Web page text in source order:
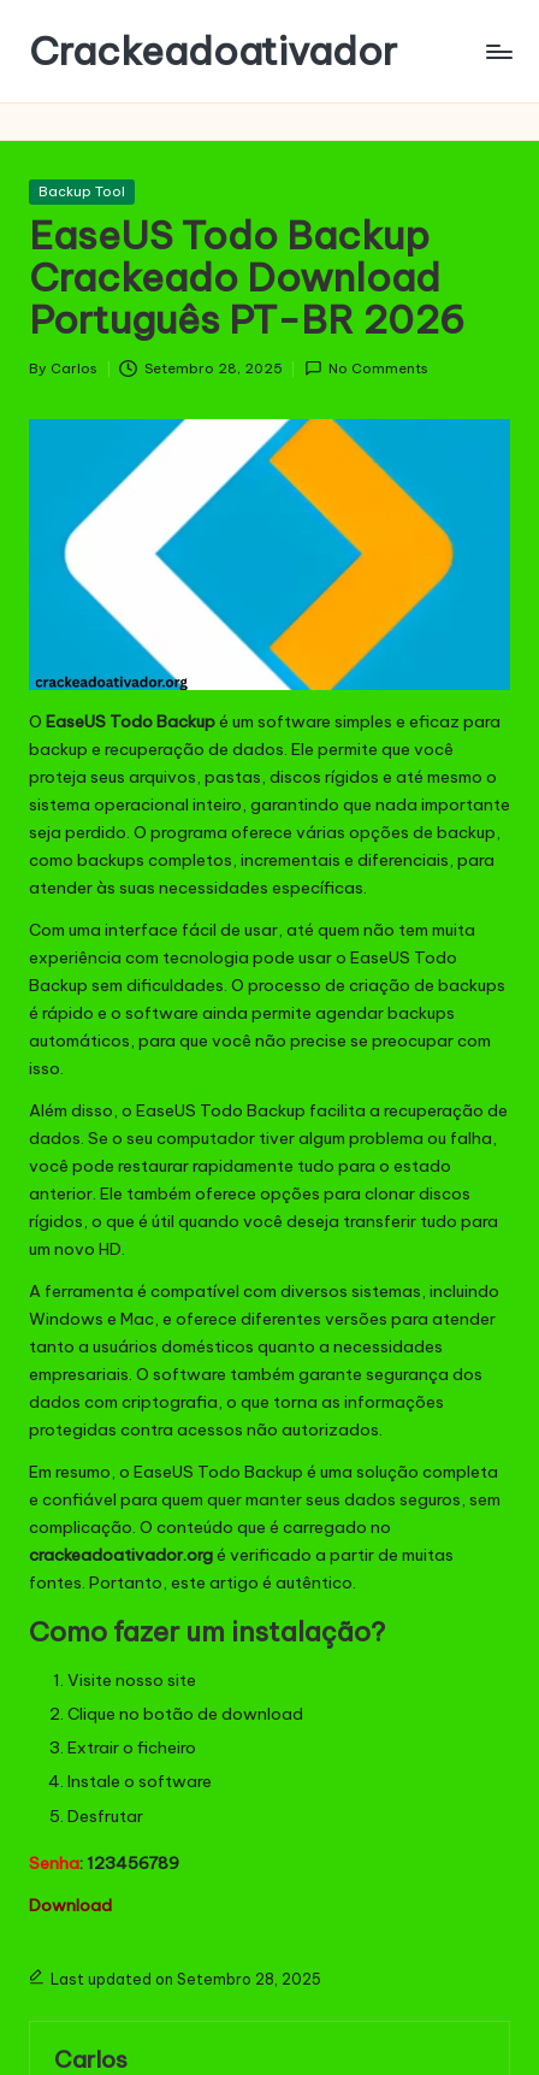
Skip
content
Crackeadoativador
Posted
Backup Tool
EaseUS Todo Backup
Crackeado Download
Português PT-BR 2026
Posted
By Carlos Setembro 28, 2025 No Comments
O EaseUS Todo Backupé um software simples e eficaz para
backup e recuperação de dados. Ele permite que você
proteja seus arquivos, pastas, discos rígidos e até mesmo o
sistema operacional inteiro, garantindo que nada importante
seja perdido. O programa oferece várias opções de backup,
como backups completos, incrementais e diferenciais, para
atender às suas necessidades específicas.
Com uma interface fácil de usar, até quem não tem muita
experiência com tecnologia pode usar o EaseUS Todo
Backup sem dificuldades. O processo de criação de backups
é rápido e o software ainda permite agendar backups
automáticos, para que você não precise se preocupar com
isso.
Além disso, o EaseUS Todo Backup facilita a recuperação de
dados. Se o seu computador tiver algum problema ou falha,
você pode restaurar rapidamente tudo para o estado
anterior. Ele também oferece opções para clonar discos
rígidos, o que é útil quando você deseja transferir tudo para
um novo HD.
A ferramenta é compatível com diversos sistemas, incluindo
Windows e Mac, e oferece diferentes versões para atender
tanto a usuários domésticos quanto a necessidades
empresariais. O software também garante segurança dos
dados com criptografia, o que torna as informações
protegidas contra acessos não autorizados.
Em resumo, o EaseUS Todo Backup é uma solução completa
e confiável para quem quer manter seus dados seguros, sem
complicação. O conteúdo que é carregado no
crackeadoativador.orgé verificado a partir de muitas
fontes. Portanto, este artigo é autêntico.
Como fazer um instalação?
Visite nosso site
Clique no botão de download
Extrair o ficheiro
Instale o software
Desfrutar
Senha: 123456789
Download
Last updated on Setembro 28, 2025
Carlos